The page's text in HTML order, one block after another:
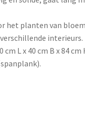
het planten van
interieurs.
L x 40 cm B x 84 cm